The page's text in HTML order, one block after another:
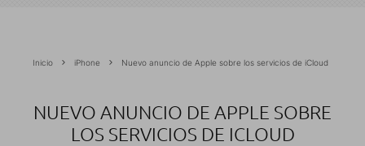
Inicio iPhone Nuevo anuncio de Apple sobre los servicios de iCloud
NUEVO ANUNCIO DE APPLE SOBRE
LOS SERVICIOS DE ICLOUD